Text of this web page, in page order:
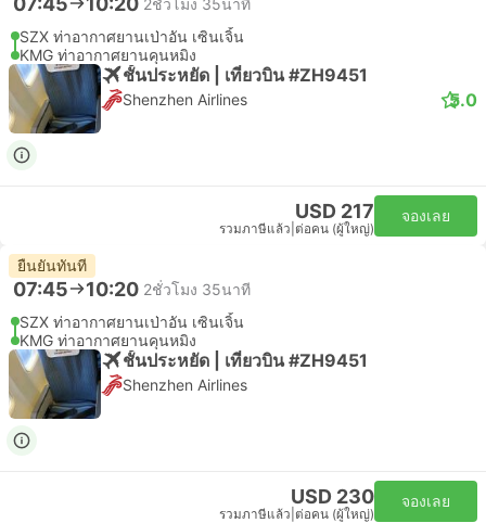
SZX ท่าอากาศยานเป่าอัน เซินเจิ้น
KMG ท่าอากาศยานคุนหมิง
ชั้นประหยัด | เที่ยวบิน #ZH9451
Shenzhen Airlines 5.0
USD 217
รวมภาษีแล้ว ต่อคน (ผู้ใหญ่)
จองเลย
ยืนยันทันที
07:45 10:20 2ชั่วโมง 35นาที
SZX ท่าอากาศยานเป่าอัน เซินเจิ้น
KMG ท่าอากาศยานคุนหมิง
ชั้นประหยัด | เที่ยวบิน #ZH9451
Shenzhen Airlines
USD 230
รวมภาษีแล้ว ต่อคน (ผู้ใหญ่)
จองเลย